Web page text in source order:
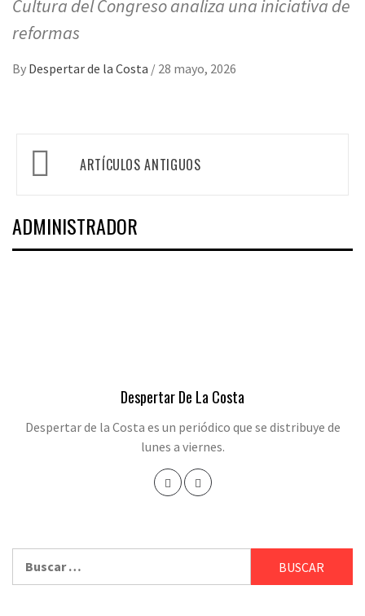
Cultura del Congreso analiza una iniciativa de
reformas
By Despertar de la Costa / 28 mayo, 2026
Navegación
de
entradas
ARTÍCULOS ANTIGUOS
ADMINISTRADOR
Despertar De La Costa
Despertar de la Costa es un periódico que se distribuye de
lunes a viernes.